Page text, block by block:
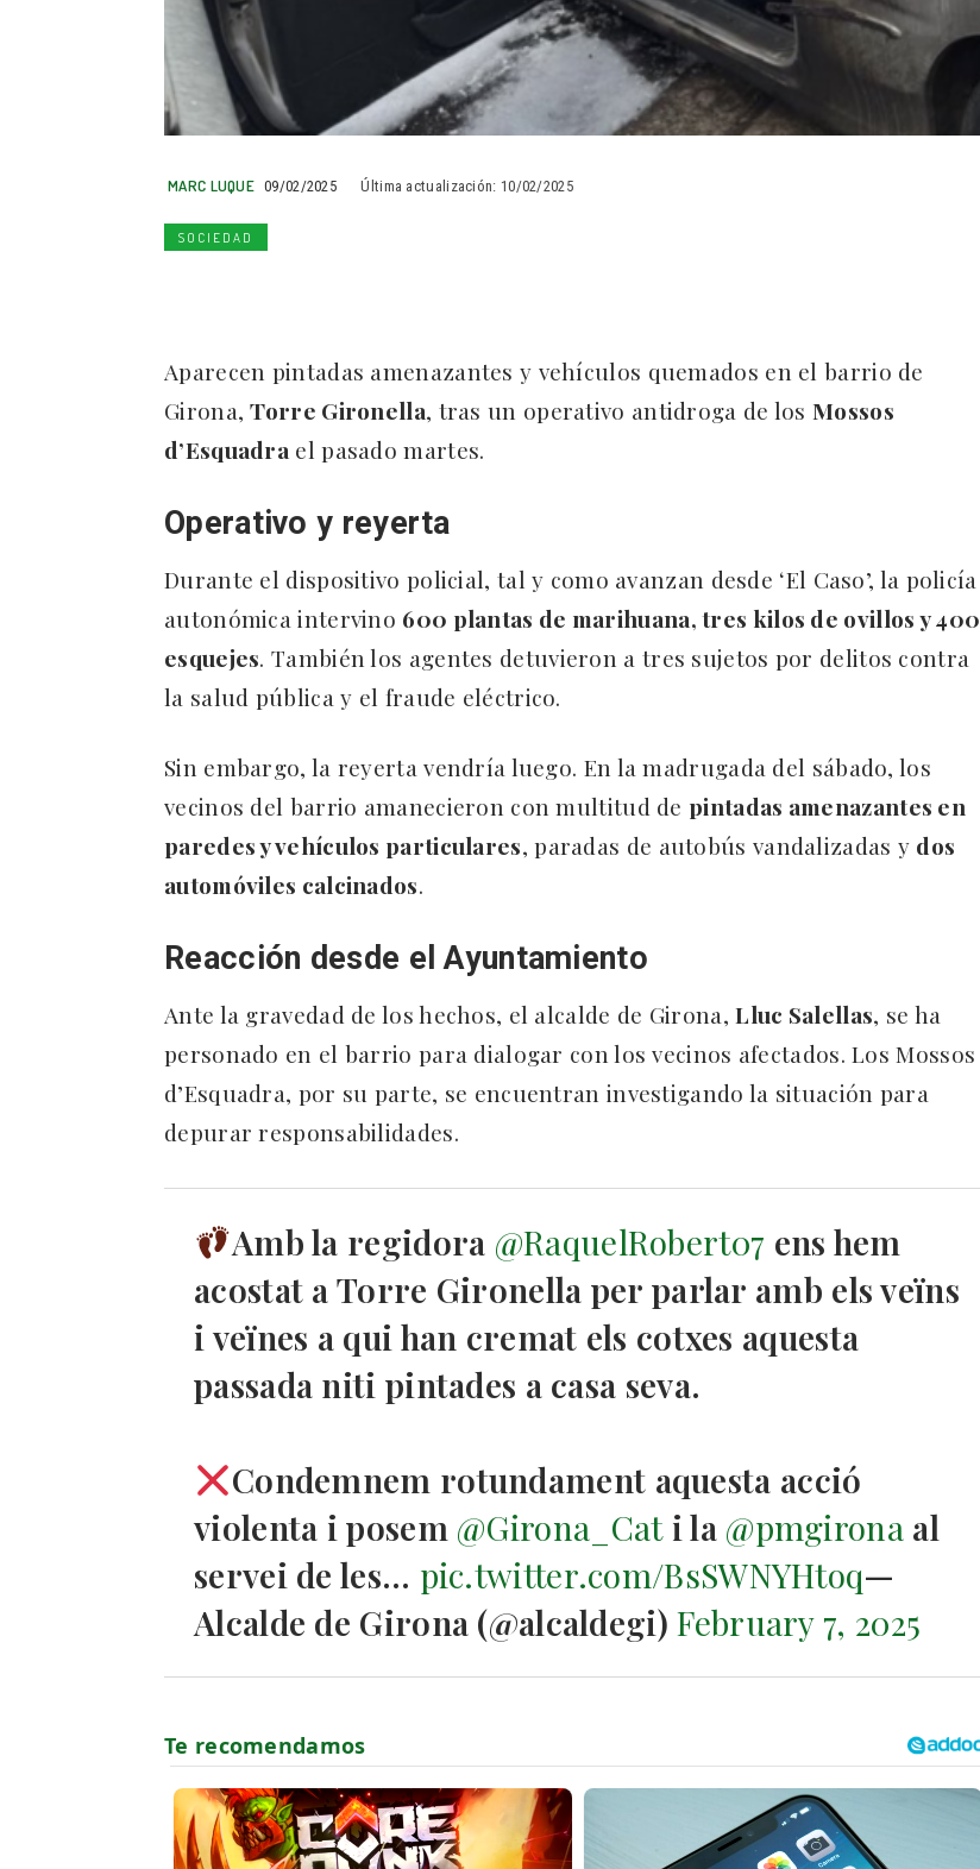
MARC LUQUE 09/02/2025 Última actualización: 10/02/2025
SOCIEDAD
Aparecen pintadas amenazantes y vehículos quemados en el barrio de
Girona,Torre Gironella, tras un operativo antidroga de losMossos
d’Esquadra el pasado martes.
Operativo y reyerta
Durante el dispositivo policial, tal y como avanzan desde ‘El Caso’, la policía
autonómica intervino 600 plantas de marihuana, tres kilos de ovillos y 400
esquejes. También los agentes detuvieron a tres sujetos por delitos contra
la salud pública y el fraude eléctrico.
Sin embargo, la reyerta vendría luego. En la madrugada del sábado, los
vecinos del barrio amanecieron con multitud de pintadas amenazantes en
paredes y vehículos particulares, paradas de autobús vandalizadas y dos
automóviles calcinados.
Reacción desde el Ayuntamiento
Ante la gravedad de los hechos, el alcalde de Girona,Lluc Salellas, se ha
personado en el barrio para dialogar con los vecinos afectados. Los Mossos
d’Esquadra, por su parte, se encuentran investigando la situación para
depurar responsabilidades.
Amb la regidora @RaquelRobert07 ens hem
acostat a Torre Gironella per parlar amb els veïns
i veïnes a qui han cremat els cotxes aquesta
passada niti pintades a casa seva.
Condemnem rotundament aquesta acció
violenta i posem @Girona_Cati la @pmgironaal
servei de les… pic.twitter.com/BsSWNYHtoq—
Alcalde de Girona (@alcaldegi)February 7, 2025